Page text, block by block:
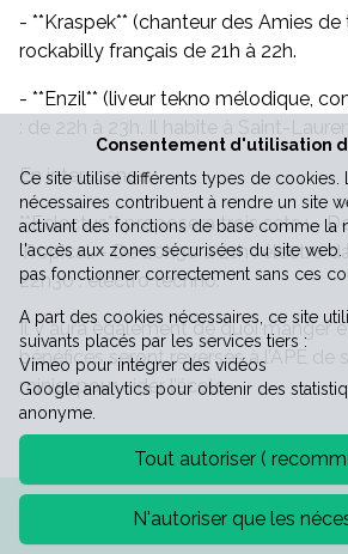
- **Kraspek** (chanteur des Amies
rockabilly français de 21h à 22h.
- **Enzil** (liveur tekno mélodique,
: de 22h à 23h. Il habite à Saint-
En interscene :
**Eclectus** proposera trois sets : -
Tropical. - De 20h30 à 21h : électro
22h30 : électro techno.
Il y aura également de quoi manger
bénéfices seront reversés à l’APE de
minier pour aider l’école.
©2026 Mairie de Saint-Laurent-
Consentement d'utilisation
Ce site utilise différents types de cookies.
nécessaires contribuent à rendre un site
activant des fonctions de base comme la
l'accès aux zones sécurisées du site
pas fonctionner correctement sans ces
A part des cookies nécessaires, ce site
suivants placés par les services tiers :
Vimeo pour intégrer des vidéos
Google analytics pour obtenir des
anonyme.
Tout autoriser (
N'autoriser que les